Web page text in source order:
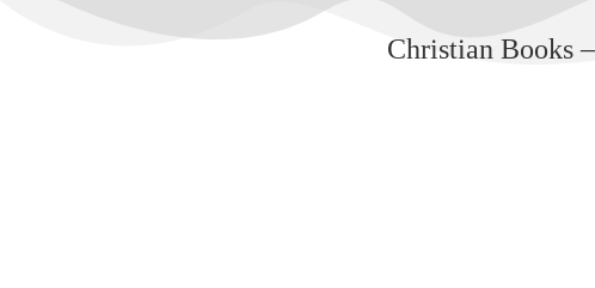
Christian Books